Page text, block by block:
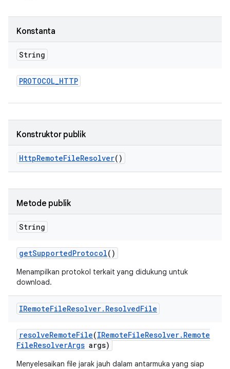
Konstanta
String
PROTOCOL_HTTP
Konstruktor publik
HttpRemoteFileResolver()
Metode publik
String
getSupportedProtocol()
Menampilkan protokol terkait yang didukung untuk
download.
IRemoteFileResolver. ResolvedFile
resolveRemoteFile(IRemoteFileResolver. Remote
FileResolverArgs args)
Menyelesaikan file jarak jauh dalam antarmuka yang siap